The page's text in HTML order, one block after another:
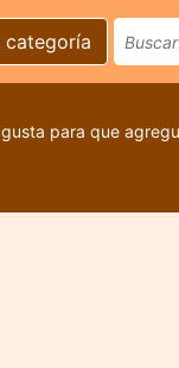
categoría
para que